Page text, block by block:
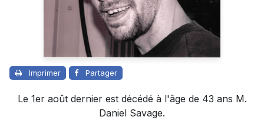
Imprimer Partager
Le 1er août dernier est décédé à l'âge de 43 ans M.
Daniel Savage.